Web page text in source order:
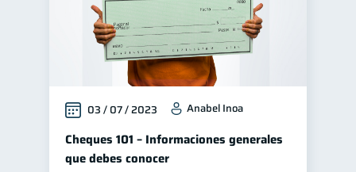
03 / 07 / 2023 Anabel Inoa
Cheques 101 – Informaciones generales
que debes conocer